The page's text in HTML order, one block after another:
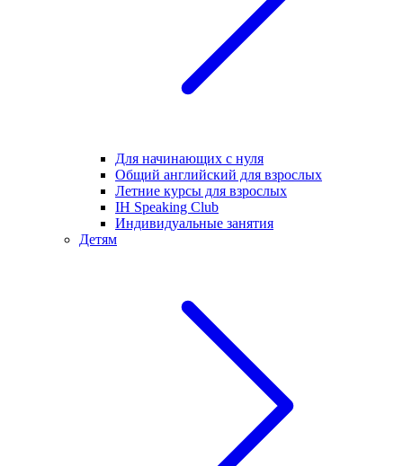
Для начинающих с нуля
Общий английский для взрослых
Летние курсы для взрослых
IH Speaking Club
Индивидуальные занятия
Детям